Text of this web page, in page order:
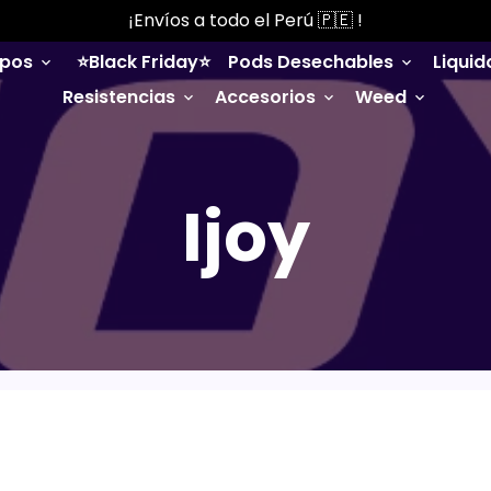
¡Envíos a todo el Perú 🇵🇪 !
keyboard_arrow_down ⭐️Black Friday⭐️ Pods Desechables keyboard_arrow_down
Resistencias keyboard_arrow_down Accesorios keyboard_arrow_down Weed keyboard_arrow_down
Ijoy